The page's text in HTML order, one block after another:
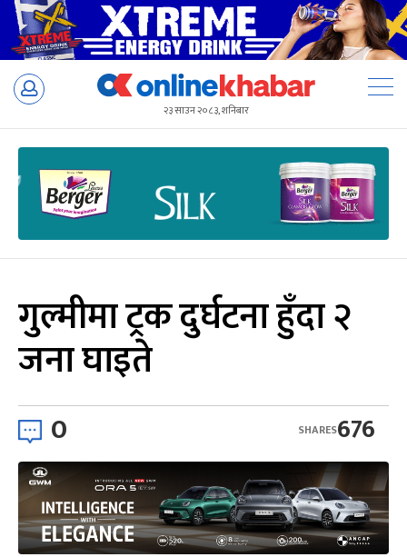
Skip
२३ साउन २०८३, शनिबार
गुल्मीमा ट्रक दुर्घटना हुँदा २
जना घाइते
0 676
SHARES